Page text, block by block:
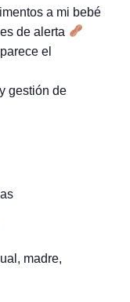
a mi bebé
de alerta
el
gestión de
madre,